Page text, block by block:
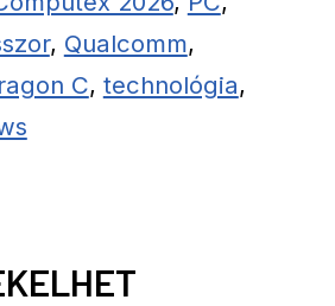
, Qualcomm,
C, technológia,